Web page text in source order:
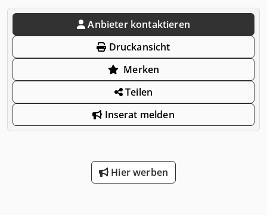
Anbieter kontaktieren
Druckansicht
Merken
Teilen
Inserat melden
Hier werben